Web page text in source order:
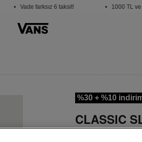
• Vade farksız 6 taksit! • 1000 TL ve
%30 + %10
CLASSIC
Style :